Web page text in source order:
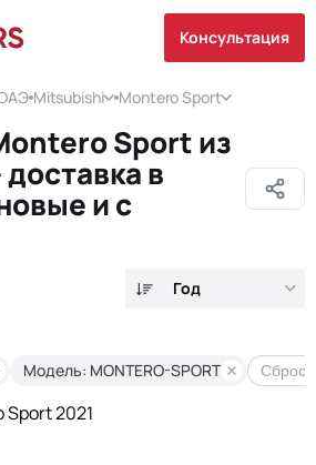
Консультация
Mitsubishi Montero Sport
Sport из
в
и с
Год
Модель: MONTERO-SPORT